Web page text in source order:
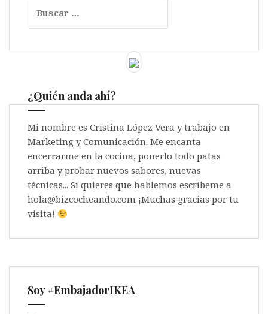
¿Quién anda ahí?
Mi nombre es Cristina López Vera y trabajo en
Marketing y Comunicación. Me encanta
encerrarme en la cocina, ponerlo todo patas
arriba y probar nuevos sabores, nuevas
técnicas... Si quieres que hablemos escríbeme a
hola@bizcocheando.com ¡Muchas gracias por tu
visita!
Soy #EmbajadorIKEA